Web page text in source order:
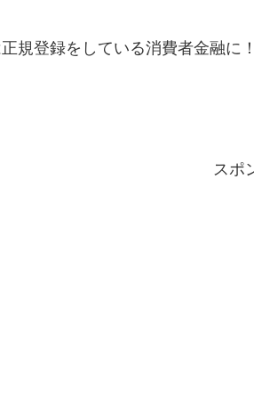
規登録をしている消費者金融に！
スポ